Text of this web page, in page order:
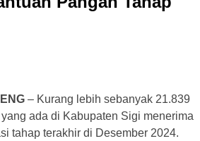
– Kurang lebih sebanyak 21.839
ada di Kabupaten Sigi menerima
tahap terakhir di Desember 2024.